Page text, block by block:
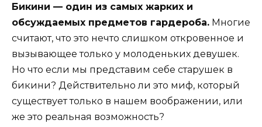
Бикини — один из самых жарких и
обсуждаемых предметов гардероба. Многие
считают, что это нечто слишком откровенное и
вызывающее только у молоденьких девушек.
Но что если мы представим себе старушек в
бикини? Действительно ли это миф, который
существует только в нашем воображении, или
же это реальная возможность?